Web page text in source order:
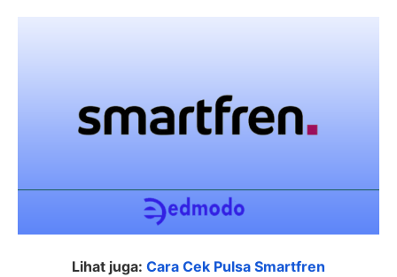
Lihat juga: Cara Cek Pulsa Smartfren